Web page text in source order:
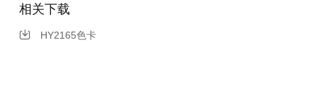
相关下载
HY2165色卡